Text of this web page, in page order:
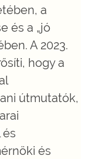
a
és a „jó
A 2023.
hogy a
útmutatók,
és